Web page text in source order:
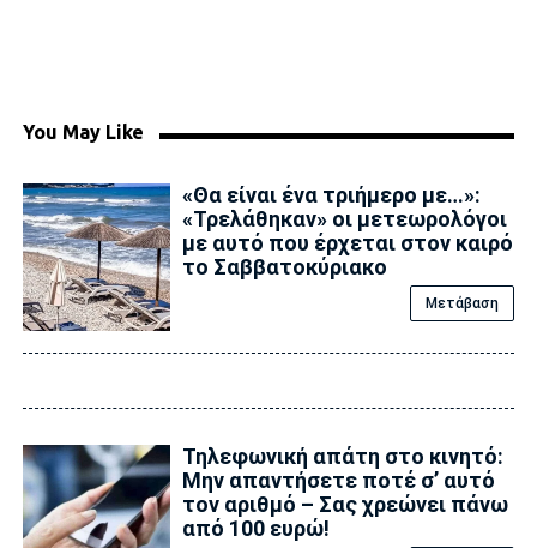
You May Like
«Θα είναι ένα τριήμερο με…»:
«Τρελάθηκαν» οι μετεωρολόγοι
με αυτό που έρχεται στον καιρό
το Σαββατοκύριακο
Μετάβαση
Τηλεφωνική απάτη στο κινητό:
Μην απαντήσετε ποτέ σ’ αυτό
τον αριθμό – Σας χρεώνει πάνω
από 100 ευρώ!